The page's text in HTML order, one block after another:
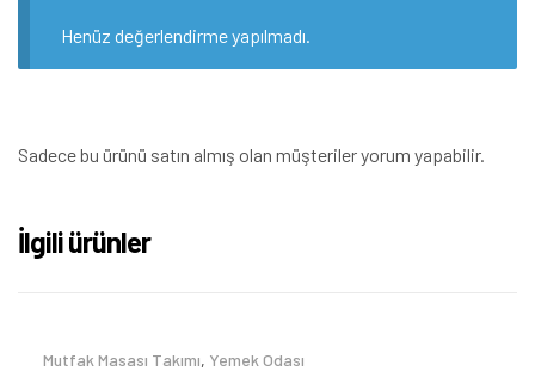
Henüz değerlendirme yapılmadı.
Sadece bu ürünü satın almış olan müşteriler yorum yapabilir.
İlgili ürünler
Mutfak Masası Takımı, Yemek Odası